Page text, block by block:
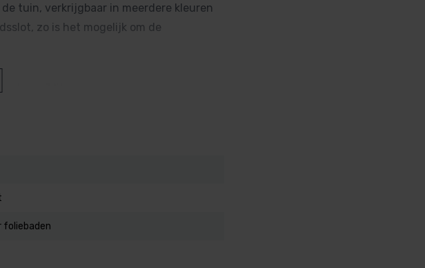
tuin, verkrijgbaar in meerdere kleuren
zo is het mogelijk om de
van 3 liter .
foliebaden